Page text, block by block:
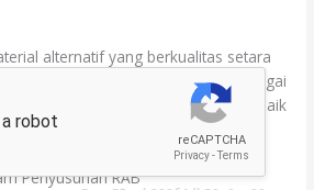
alternatif yang berkualitas setara
gunakan genteng beton sebagai
atau keramik lokal berkualitas baik
import.
Penyusunan RAB